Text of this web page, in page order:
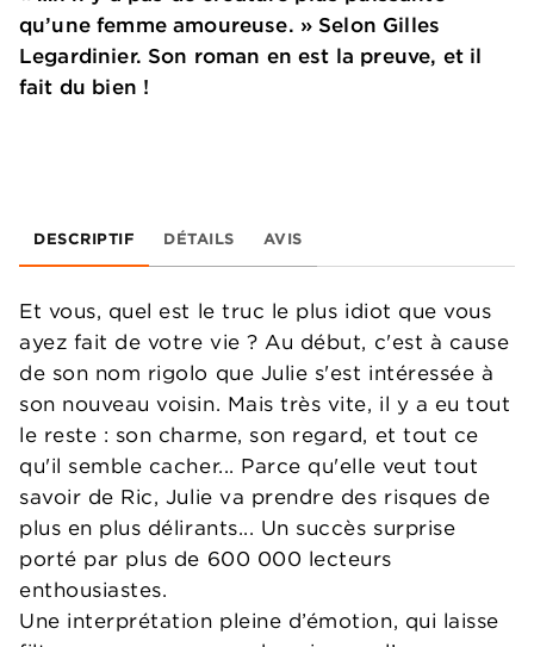
qu’une femme amoureuse. » Selon Gilles
Legardinier. Son roman en est la preuve, et il
fait du bien !
DESCRIPTIF DÉTAILS AVIS
Et vous, quel est le truc le plus idiot que vous
ayez fait de votre vie ? Au début, c'est à cause
de son nom rigolo que Julie s'est intéressée à
son nouveau voisin. Mais très vite, il y a eu tout
le reste : son charme, son regard, et tout ce
qu'il semble cacher... Parce qu'elle veut tout
savoir de Ric, Julie va prendre des risques de
plus en plus délirants... Un succès surprise
porté par plus de 600 000 lecteurs
enthousiastes.
Une interprétation pleine d’émotion, qui laisse